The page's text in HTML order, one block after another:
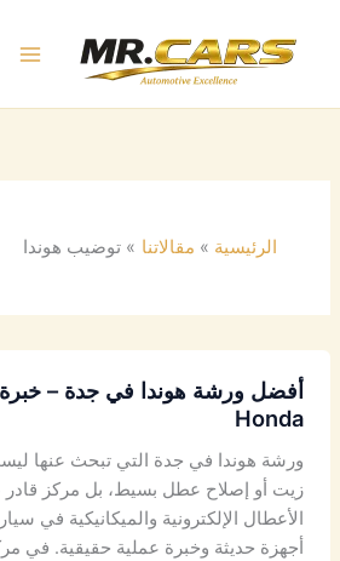
المحتوى
الرئيسية مقالاتنا توضيب هوندا
أفضل ورشة هوندا في جدة –
Honda
ورشة هوندا في جدة التي تبحث عنها
زيت أو إصلاح عطل بسيط، بل مركز
الأعطال الإلكترونية والميكانيكية في
أجهزة حديثة وخبرة عملية حقيقية. في